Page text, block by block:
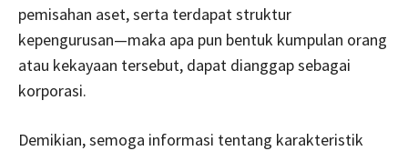
pemisahan aset, serta terdapat struktur
kepengurusan—maka apa pun bentuk kumpulan orang
atau kekayaan tersebut, dapat dianggap sebagai
korporasi.
Demikian, semoga informasi tentang karakteristik